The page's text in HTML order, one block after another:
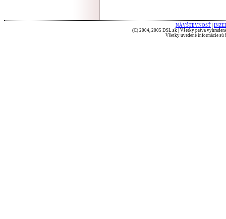
NÁVŠTEVNOSŤ
(C) 2004, 2005 DSL.sk | Všetky práva
Všetky uvedené informácie sú